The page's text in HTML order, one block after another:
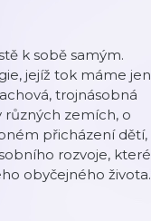
k sobě samým.
jejíž tok máme jen
trojnásobná
různých zemích, o
přicházení dětí,
rozvoje, které
obyčejného života.